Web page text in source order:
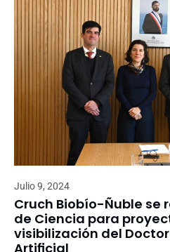
Julio 9, 2024
Cruch Biobío-Ñuble se
de Ciencia para
visibilización del
Artificial